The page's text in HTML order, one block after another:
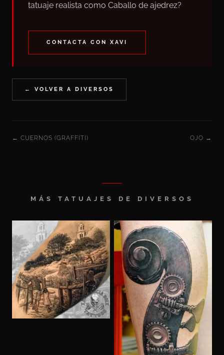
tatuaje realista como Caballo de ajedrez?
CONTACTA CON XAVI
← VOLVER A DIVERSOS
← CUERNOS (GRAFFITI) OJO →
MÁS TATUAJES DE DIVERSOS